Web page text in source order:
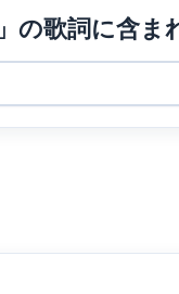
の歌詞に含